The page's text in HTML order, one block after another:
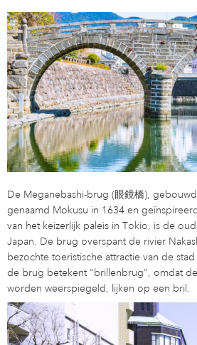
De Meganebashi-brug (眼鏡橋),
genaamd Mokusu in 1634 en
van het keizerlijk paleis in Tokio, is de
Japan. De brug overspant de rivier
bezochte toeristische attractie van de
de brug betekent "brillenbrug", omdat
worden weerspiegeld, lijken op een bril.